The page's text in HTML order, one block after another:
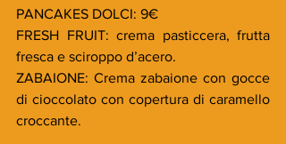
PANCAKES DOLCI: 9€
FRESH FRUIT: crema pasticcera, frutta
fresca e sciroppo d’acero.
ZABAIONE: Crema zabaione con gocce
di cioccolato con copertura di caramello
croccante.